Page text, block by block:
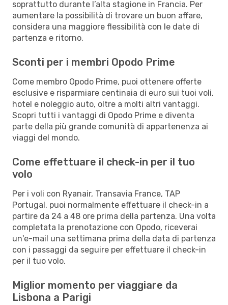
soprattutto durante l’alta stagione in Francia. Per
aumentare la possibilità di trovare un buon affare,
considera una maggiore flessibilità con le date di
partenza e ritorno.
Sconti per i membri Opodo Prime
Come membro Opodo Prime, puoi ottenere offerte
esclusive e risparmiare centinaia di euro sui tuoi voli,
hotel e noleggio auto, oltre a molti altri vantaggi.
Scopri tutti i vantaggi di Opodo Prime e diventa
parte della più grande comunità di appartenenza ai
viaggi del mondo.
Come effettuare il check-in per il tuo
volo
Per i voli con Ryanair, Transavia France, TAP
Portugal, puoi normalmente effettuare il check-in a
partire da 24 a 48 ore prima della partenza. Una volta
completata la prenotazione con Opodo, riceverai
un'e-mail una settimana prima della data di partenza
con i passaggi da seguire per effettuare il check-in
per il tuo volo.
Miglior momento per viaggiare da
Lisbona a Parigi